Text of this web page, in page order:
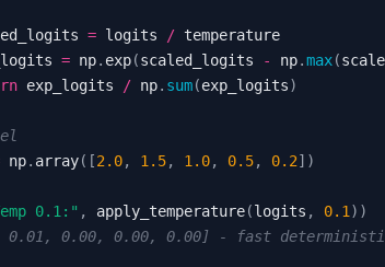
= logits /
= np. exp(scaled_logits - np.max(
exp_logits / np. sum(exp_logits)
np. array( [2.0, 1.5, 1.0, 0.5, 0.2] )
0.1:" , apply_temperature(logits , 0.1 ) )
0.01, 0.00, 0.00, 0.00] - fast